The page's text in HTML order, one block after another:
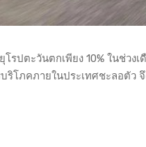
ปตะวันตกเพียง 10% ในช่วงเ
ริโภคภายในประเทศชะลอตัว